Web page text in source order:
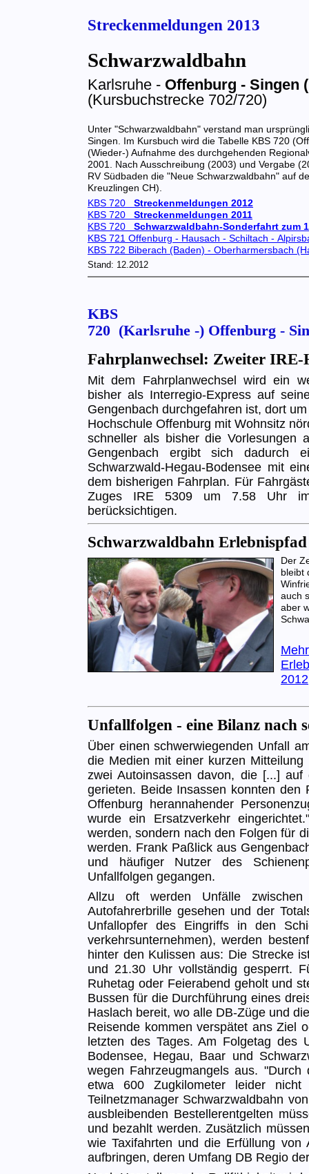
Streckenmeldungen 2013
Schwarzwaldbahn
Karlsruhe - Offenburg - Singen
(Kursbuchstrecke 702/720)
Unter "Schwarzwaldbahn" verstand man
Singen. Im Kursbuch wird die Tabelle KBS 720
(Wieder-) Aufnahme des durchgehenden
2001. Nach Ausschreibung (2003) und Vergabe
RV Südbaden die "Neue Schwarzwaldbahn" auf
Kreuzlingen CH).
KBS 720 Streckenmeldungen 2012
KBS 720 Streckenmeldungen 2011
KBS 720 Schwarzwaldbahn-Sonderfahrt zum
KBS 721 Offenburg - Hausach - Schiltach -
KBS 722 Biberach (Baden) - Oberharmersbach
Stand: 12.2012
KBS
720 (Karlsruhe -) Offenburg -
Fahrplanwechsel: Zweiter IRE-
Mit dem Fahrplanwechsel wird ein
bisher als Interregio-Express auf
Gengenbach durchgefahren ist, dort
Hochschule Offenburg mit Wohnsitz
schneller als bisher die Vorlesungen
Gengenbach ergibt sich dadurch
Schwarzwald-Hegau-Bodensee mit
dem bisherigen Fahrplan. Für
Zuges IRE 5309 um 7.58 Uhr
berücksichtigen.
Schwarzwaldbahn
Der
bleibt
auch
aber
2012
Unfallfolgen - eine Bilanz nach
Über einen schwerwiegenden Unfall
die Medien mit einer kurzen
zwei Autoinsassen davon, die [...]
gerieten. Beide Insassen konnten den
Offenburg herannahender
wurde ein Ersatzverkehr
werden, sondern nach den Folgen für
werden. Frank Paßlick aus
und häufiger Nutzer des
Unfallfolgen gegangen.
Allzu oft werden Unfälle
Autofahrerbrille gesehen und der
Unfallopfer des Eingriffs in den
verkehrsunternehmen), werden
hinter den Kulissen aus: Die Strecke
und 21.30 Uhr vollständig gesperrt.
Ruhetag oder Feierabend geholt und
Bussen für die Durchführung eines
Haslach bereit, wo alle DB-Züge und
Reisende kommen verspätet ans Ziel
letzten des Tages. Am Folgetag des
Bodensee, Hegau, Baar und
wegen Fahrzeugmangels aus.
etwa 600 Zugkilometer leider
Teilnetzmanager Schwarzwaldbahn
ausbleibenden Bestellerentgelten
und bezahlt werden. Zusätzlich
wie Taxifahrten und die Erfüllung von
aufbringen, deren Umfang DB Regio